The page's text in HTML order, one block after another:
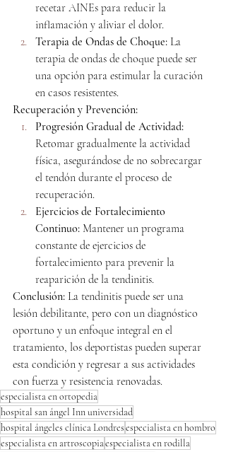
recetar AINEs para reducir la
inflamación y aliviar el dolor.
Terapia de Ondas de Choque: La
terapia de ondas de choque puede ser
una opción para estimular la curación
en casos resistentes.
Recuperación y Prevención:
Progresión Gradual de Actividad:
Retomar gradualmente la actividad
física, asegurándose de no sobrecargar
el tendón durante el proceso de
recuperación.
Ejercicios de Fortalecimiento
Continuo: Mantener un programa
constante de ejercicios de
fortalecimiento para prevenir la
reaparición de la tendinitis.
Conclusión: La tendinitis puede ser una
lesión debilitante, pero con un diagnóstico
oportuno y un enfoque integral en el
tratamiento, los deportistas pueden superar
esta condición y regresar a sus actividades
con fuerza y resistencia renovadas.
especialista en ortopedia
hospital san ángel Inn universidad
hospital ángeles clínica Londresespecialista en hombro
especialista en artroscopiaespecialista en rodilla